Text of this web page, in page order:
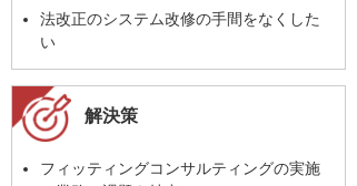
法改正のシステム改修の手間をなくした
い
解決策
フィッティングコンサルティングの実施